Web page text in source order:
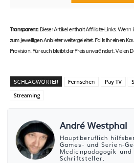
Transparenz:Dieser Artikel enthält Affiliate-Links. Wenn
zum jeweiligen Anbieter weitergeleitet. Falls ihr einen
Provision. Für euch bleibt der Preis unverändert. Vielen
SCHLAGWÖRTER Fernsehen Pay TV
Streaming
André Westphal
Hauptberuflich
Games- und Serien-
Medienpädagogik
Schriftsteller.